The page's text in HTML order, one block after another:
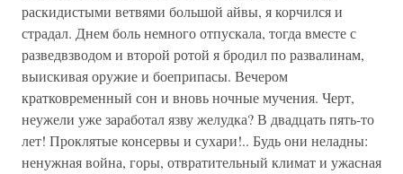
раскидистыми ветвями большой айвы, я корчился и
страдал. Днем боль немного отпускала, тогда вместе с
разведвзводом и второй ротой я бродил по развалинам,
выискивая оружие и боеприпасы. Вечером
кратковременный сон и вновь ночные мучения. Черт,
неужели уже заработал язву желудка? В двадцать пять-то
лет! Проклятые консервы и сухари!.. Будь они неладны:
ненужная война, горы, отвратительный климат и ужасная